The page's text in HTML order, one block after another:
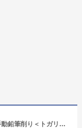
SONIC＜ソニック＞ BRAVE＜ブレイブ＞ 手動鉛筆削り＜トガリターン＞ クリアレッド EK-1248-CR